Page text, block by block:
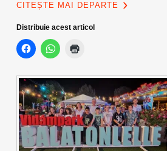
CITEȘTE MAI DEPARTE
Distribuie acest articol